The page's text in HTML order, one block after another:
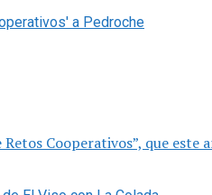
Cooperativos”, que